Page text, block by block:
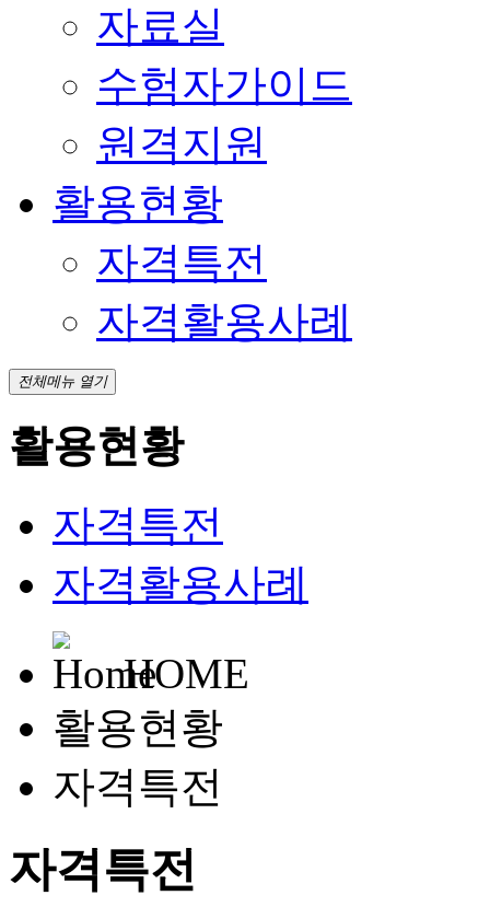
자료실
수험자가이드
원격지원
활용현황
자격특전
자격활용사례
전체메뉴 열기
활용현황
자격특전
자격활용사례
HOME
활용현황
자격특전
자격특전